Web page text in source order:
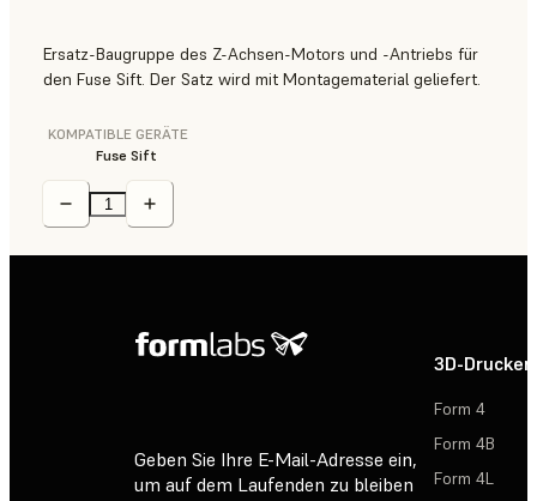
Ersatz-Baugruppe des Z-Achsen-Motors und -Antriebs für
den Fuse Sift. Der Satz wird mit Montagematerial geliefert.
KOMPATIBLE GERÄTE
Fuse Sift
Geben Sie Ihre E-Mail-Adresse ein,
um auf dem Laufenden zu bleiben
3D-Drucker
Form 4
Form 4B
Form 4L